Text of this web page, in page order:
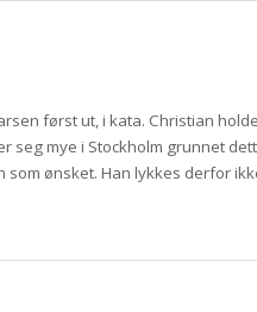
først ut, i kata. Christian
seg mye i Stockholm grunnet
ønsket. Han lykkes derfor